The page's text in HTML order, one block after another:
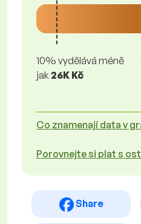
10% vydělává méně
jak26K Kč
Co znamenají data v
Porovnejte si plat s
Share